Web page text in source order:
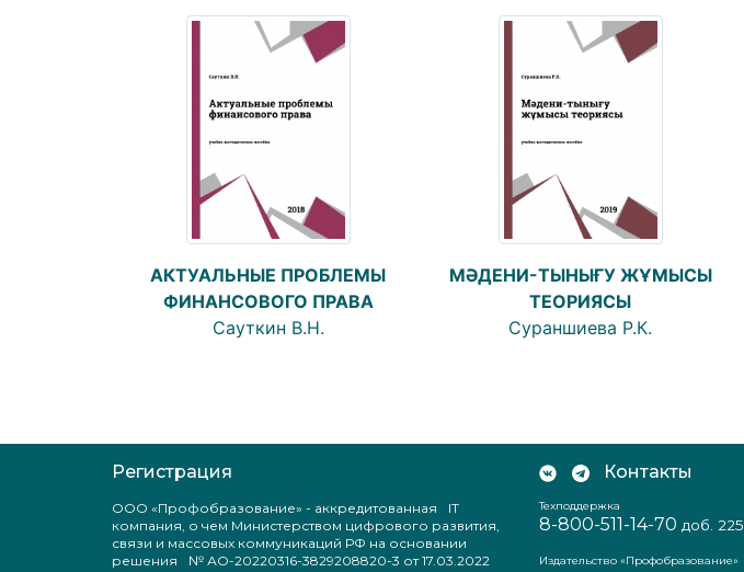
АКТУАЛЬНЫЕ ПРОБЛЕМЫ
ФИНАНСОВОГО ПРАВА
Сауткин В.Н.
МӘДЕНИ-ТЫНЫҒУ ЖҰМЫСЫ
ТЕОРИЯСЫ
Сураншиева Р.К.
Регистрация
ООО «Профобразование» - аккредитованная IT
компания, о чем Министерством цифрового развития,
связи и массовых коммуникаций РФ на основании
решения № АО-20220316-3829208820-3 от 17.03.2022
Контакты
Техподдержка
8-800-511-14-70 доб. 225
Издательство «Профобразование»